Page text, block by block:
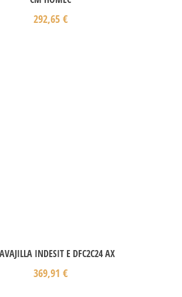
292,65 €
INDESIT E DFC2C24 AX
369,91 €